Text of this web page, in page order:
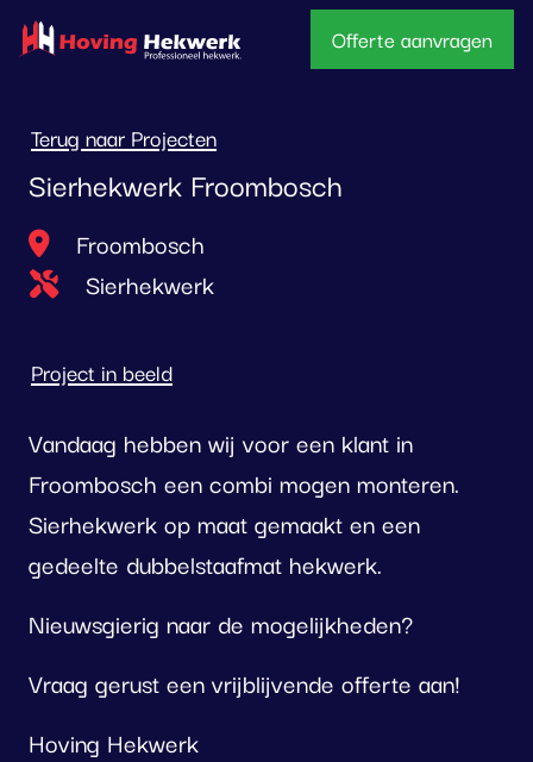
overslaan
Offerte aanvragen
Terug naar Projecten
Sierhekwerk Froombosch
Locatie
Froombosch
Type project
Sierhekwerk
Project in beeld
Vandaag hebben wij voor een klant in
Froombosch een combi mogen monteren.
Sierhekwerk op maat gemaakt en een
gedeelte dubbelstaafmat hekwerk.
Nieuwsgierig naar de mogelijkheden?
Vraag gerust een vrijblijvende offerte aan!
Hoving Hekwerk